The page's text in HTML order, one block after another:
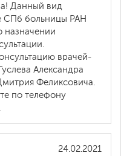
Данный вид
СПб больницы РАН
назначении
врачей-
Александра
Феликсовича.
по телефону
24.02.2021